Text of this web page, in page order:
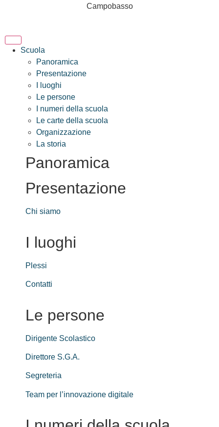
Campobasso
Scuola
Panoramica
Presentazione
I luoghi
Le persone
I numeri della scuola
Le carte della scuola
Organizzazione
La storia
Panoramica
Presentazione
Chi siamo
I luoghi
Plessi
Contatti
Le persone
Dirigente Scolastico
Direttore S.G.A.
Segreteria
Team per l’innovazione digitale